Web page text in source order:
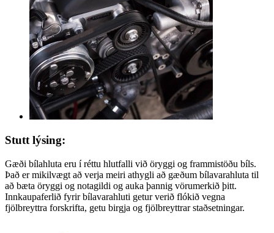
Stutt lýsing:
Gæði bílahluta eru í réttu hlutfalli við öryggi og frammistöðu bíls.
Það er mikilvægt að verja meiri athygli að gæðum bílavarahluta til
að bæta öryggi og notagildi og auka þannig vörumerkið þitt.
Innkaupaferlið fyrir bílavarahluti getur verið flókið vegna
fjölbreyttra forskrifta, getu birgja og fjölbreyttrar staðsetningar.